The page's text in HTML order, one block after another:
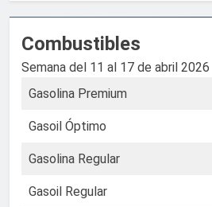
Combustibles
Semana del 11 al 17 de abril 2026
Gasolina Premium
Gasoil Óptimo
Gasolina Regular
Gasoil Regular